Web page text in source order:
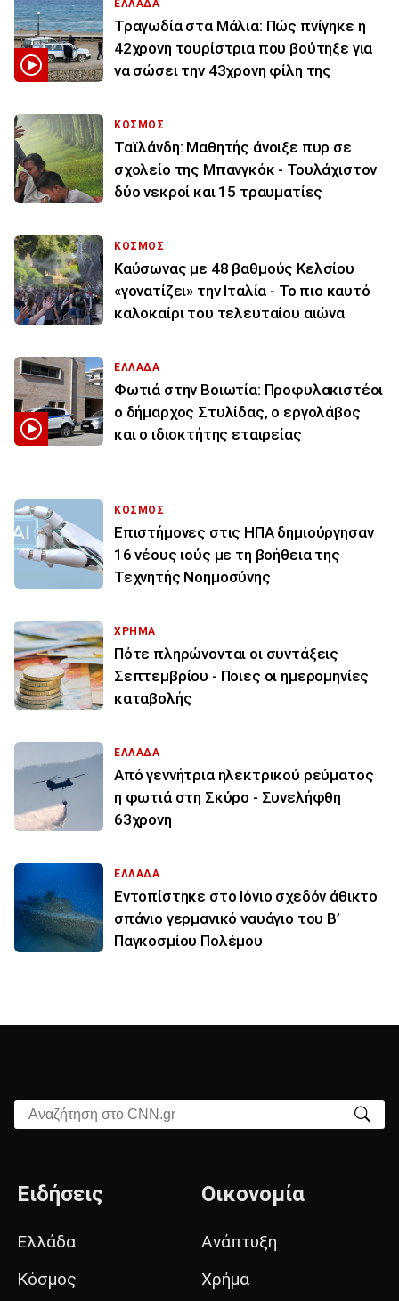
ΕΛΛΑΔΑ
Τραγωδία στα Μάλια: Πώς πνίγηκε η
42χρονη τουρίστρια που βούτηξε για
να σώσει την 43χρονη φίλη της
ΚΟΣΜΟΣ
Ταϊλάνδη: Μαθητής άνοιξε πυρ σε
σχολείο της Μπανγκόκ - Τουλάχιστον
δύο νεκροί και 15 τραυματίες
ΚΟΣΜΟΣ
Καύσωνας με 48 βαθμούς Κελσίου
«γονατίζει» την Ιταλία - Το πιο καυτό
καλοκαίρι του τελευταίου αιώνα
ΕΛΛΑΔΑ
Φωτιά στην Βοιωτία: Προφυλακιστέοι
ο δήμαρχος Στυλίδας, ο εργολάβος
και ο ιδιοκτήτης εταιρείας
ΚΟΣΜΟΣ
Επιστήμονες στις ΗΠΑ δημιούργησαν
16 νέους ιούς με τη βοήθεια της
Τεχνητής Νοημοσύνης
ΧΡΗΜΑ
Πότε πληρώνονται οι συντάξεις
Σεπτεμβρίου - Ποιες οι ημερομηνίες
καταβολής
ΕΛΛΑΔΑ
Από γεννήτρια ηλεκτρικού ρεύματος
η φωτιά στη Σκύρο - Συνελήφθη
63χρονη
ΕΛΛΑΔΑ
Εντοπίστηκε στο Ιόνιο σχεδόν άθικτο
σπάνιο γερμανικό ναυάγιο του Β’
Παγκοσμίου Πολέμου
Αναζήτηση στο CNN.gr
Ειδήσεις
Ελλάδα
Κόσμος
Οικονομία
Ανάπτυξη
Χρήμα